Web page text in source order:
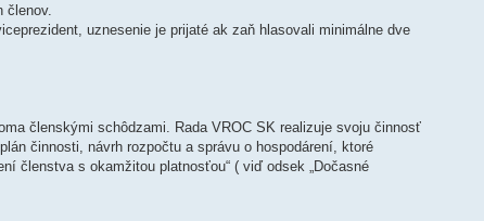
členov.
uznesenie je prijaté ak zaň hlasovali minimálne dve
členskými schôdzami. Rada VROC SK realizuje svoju činnosť
činnosti, návrh rozpočtu a správu o hospodárení, ktoré
členstva s okamžitou platnosťou“ ( viď odsek „Dočasné